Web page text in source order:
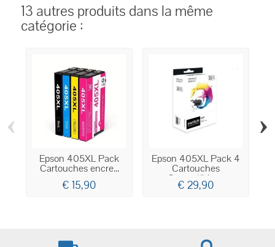
13 autres produits dans la même
catégorie :
Epson 405XL Pack
Cartouches encre...
€ 15,90
Epson 405XL Pack 4
Cartouches
Compatibles...
€ 29,90
‹ ›